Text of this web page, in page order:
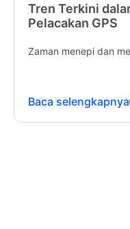
Tren Terkini
Pelacakan GPS
Zaman menepi dan
Lanjutkan
membaca
Baca selengkapnya